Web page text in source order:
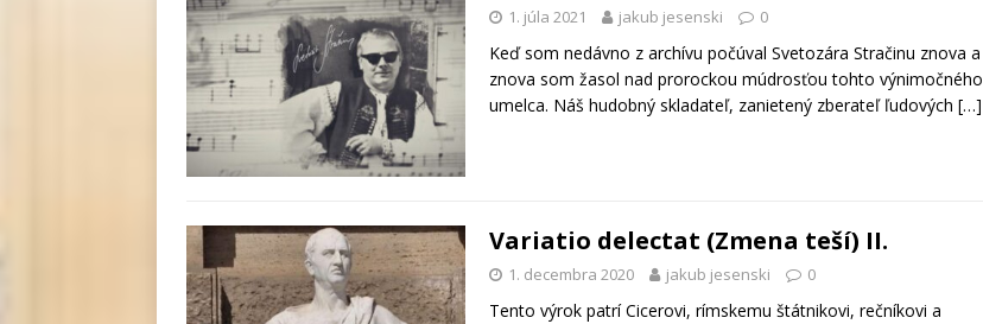
1. júla 2021 jakub jesenski 0
Keď som nedávno z archívu počúval Svetozára Stračinu znova a
znova som žasol nad prorockou múdrosťou tohto výnimočného
umelca. Náš hudobný skladateľ, zanietený zberateľ ľudových […]
Variatio delectat (Zmena teší) II.
1. decembra 2020 jakub jesenski 0
Tento výrok patrí Cicerovi, rímskemu štátnikovi, rečníkovi a